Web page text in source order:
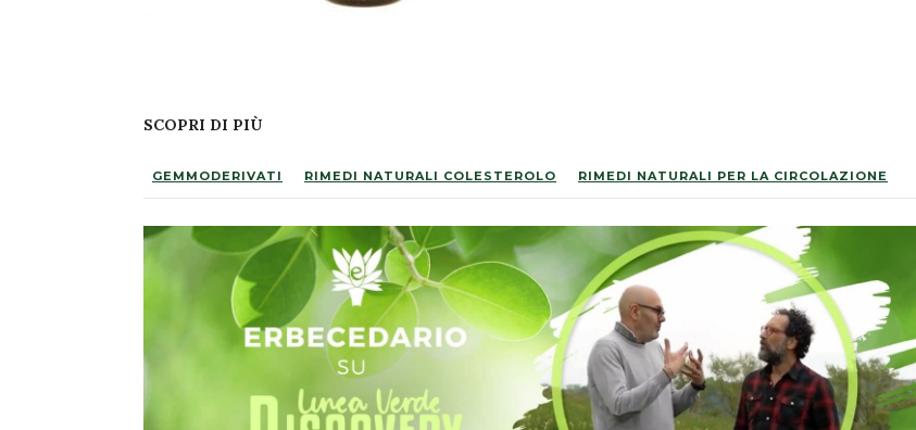
SCOPRI DI PIÙ
GEMMODERIVATI RIMEDI NATURALI COLESTEROLO RIMEDI NATURALI PER LA CIRCOLAZIONE